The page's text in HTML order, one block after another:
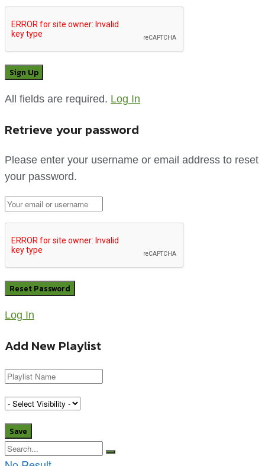
All fields are required. Log In
Retrieve your password
Please enter your username or email address to reset
your password.
Log In
Add New Playlist